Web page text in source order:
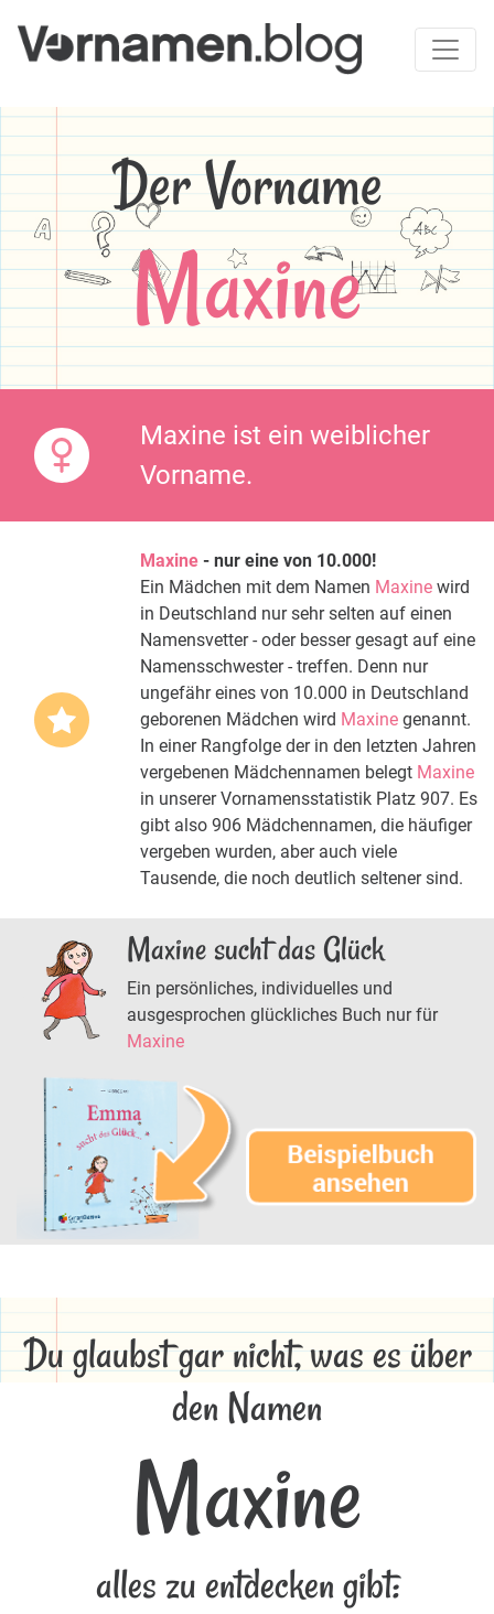
Der Vorname
Maxine
Maxine ist ein weiblicher
Vorname.
Maxine - nur eine von 10.000!
Ein Mädchen mit dem Namen Maxine wird
in Deutschland nur sehr selten auf einen
Namensvetter - oder besser gesagt auf eine
Namensschwester - treffen. Denn nur
ungefähr eines von 10.000 in Deutschland
geborenen Mädchen wird Maxine genannt.
In einer Rangfolge der in den letzten Jahren
vergebenen Mädchennamen belegt Maxine
in unserer Vornamensstatistik Platz 907. Es
gibt also 906 Mädchennamen, die häufiger
vergeben wurden, aber auch viele
Tausende, die noch deutlich seltener sind.
Maxine sucht das Glück
Ein persönliches, individuelles und
ausgesprochen glückliches Buch nur für
Maxine
Du glaubst gar nicht, was es über
den Namen
Maxine
alles zu entdecken gibt: